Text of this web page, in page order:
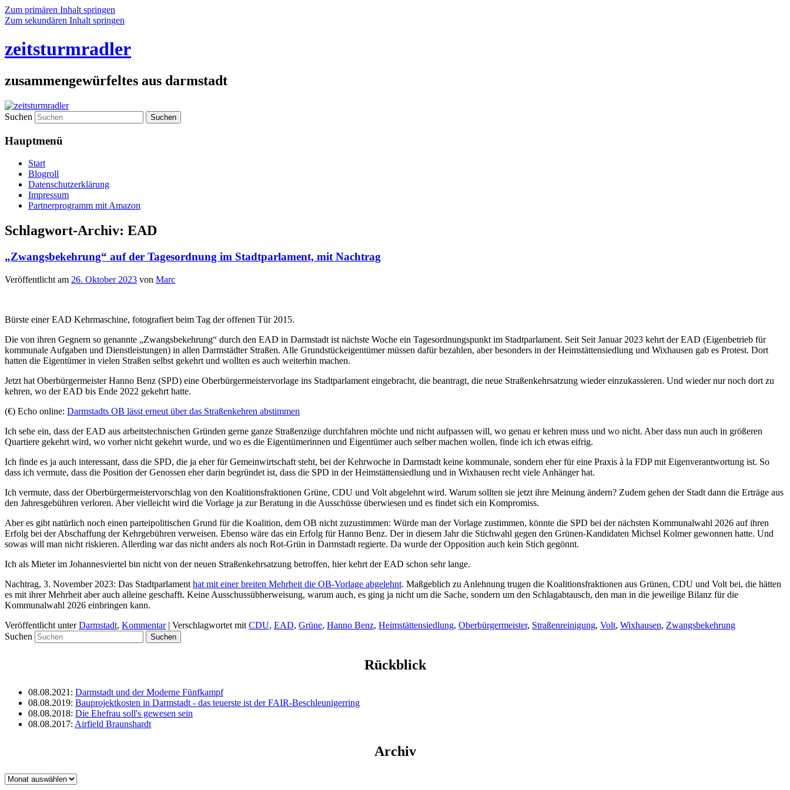
Zum primären Inhalt springen
Zum sekundären Inhalt springen
zeitsturmradler
zusammengewürfeltes aus darmstadt
Suchen
Hauptmenü
Start
Blogroll
Datenschutzerklärung
Impressum
Partnerprogramm mit Amazon
Schlagwort-Archiv: EAD
„Zwangsbekehrung“ auf der Tagesordnung im Stadtparlament, mit Nachtrag
Veröffentlicht am 26. Oktober 2023 von Marc
Bürste einer EAD Kehrmaschine, fotografiert beim Tag der offenen Tür 2015.
Die von ihren Gegnern so genannte „Zwangsbekehrung“ durch den EAD in Darmstadt ist nächste Woche ein Tagesordnungspunkt im Stadtparlament. Seit Seit Januar 2023 kehrt der EAD (Eigenbetrieb für
kommunale Aufgaben und Dienstleistungen) in allen Darmstädter Straßen. Alle Grundstückeigentümer müssen dafür bezahlen, aber besonders in der Heimstättensiedlung und Wixhausen gab es Protest. Dort
hatten die Eigentümer in vielen Straßen selbst gekehrt und wollten es auch weiterhin machen.
Jetzt hat Oberbürgermeister Hanno Benz (SPD) eine Oberbürgermeistervorlage ins Stadtparlament eingebracht, die beantragt, die neue Straßenkehrsatzung wieder einzukassieren. Und wieder nur noch dort zu
kehren, wo der EAD bis Ende 2022 gekehrt hatte.
(€) Echo online: Darmstadts OB lässt erneut über das Straßenkehren abstimmen
Ich sehe ein, dass der EAD aus arbeitstechnischen Gründen gerne ganze Straßenzüge durchfahren möchte und nicht aufpassen will, wo genau er kehren muss und wo nicht. Aber dass nun auch in größeren
Quartiere gekehrt wird, wo vorher nicht gekehrt wurde, und wo es die Eigentümerinnen und Eigentümer auch selber machen wollen, finde ich ich etwas eifrig.
Ich finde es ja auch interessant, dass die SPD, die ja eher für Gemeinwirtschaft steht, bei der Kehrwoche in Darmstadt keine kommunale, sondern eher für eine Praxis à la FDP mit Eigenverantwortung ist. So
dass ich vermute, dass die Position der Genossen eher darin begründet ist, dass die SPD in der Heimstättensiedlung und in Wixhausen recht viele Anhänger hat.
Ich vermute, dass der Oberbürgermeistervorschlag von den Koalitionsfraktionen Grüne, CDU und Volt abgelehnt wird. Warum sollten sie jetzt ihre Meinung ändern? Zudem gehen der Stadt dann die Erträge aus
den Jahresgebühren verloren. Aber vielleicht wird die Vorlage ja zur Beratung in die Ausschüsse überwiesen und es findet sich ein Kompromiss.
Aber es gibt natürlich noch einen parteipolitischen Grund für die Koalition, dem OB nicht zuzustimmen: Würde man der Vorlage zustimmen, könnte die SPD bei der nächsten Kommunalwahl 2026 auf ihren
Erfolg bei der Abschaffung der Kehrgebühren verweisen. Ebenso wäre das ein Erfolg für Hanno Benz. Der in diesem Jahr die Stichwahl gegen den Grünen-Kandidaten Michsel Kolmer gewonnen hatte. Und
sowas will man nicht riskieren. Allerding war das nicht anders als noch Rot-Grün in Darmstadt regierte. Da wurde der Opposition auch kein Stich gegönnt.
Ich als Mieter im Johannesviertel bin nicht von der neuen Straßenkehrsatzung betroffen, hier kehrt der EAD schon sehr lange.
Nachtrag, 3. November 2023: Das Stadtparlament hat mit einer breiten Mehrheit die OB-Vorlage abgelehnt. Maßgeblich zu Anlehnung trugen die Koalitionsfraktionen aus Grünen, CDU und Volt bei, die hätten
es mit ihrer Mehrheit aber auch alleine geschafft. Keine Ausschussübherweisung, warum auch, es ging ja nicht um die Sache, sondern um den Schlagabtausch, den man in die jeweilige Bilanz für die
Kommunalwahl 2026 einbringen kann.
Veröffentlicht unter Darmstadt, Kommentar | Verschlagwortet mit CDU, EAD, Grüne, Hanno Benz, Heimstättensiedlung, Oberbürgermeister, Straßenreinigung, Volt, Wixhausen, Zwangsbekehrung
Suchen
Rückblick
08.08.2021 : Darmstadt und der Moderne Fünfkampf
08.08.2019: Bauprojektkosten in Darmstadt - das teuerste ist der FAIR-Beschleunigerring
08.08.2018: Die Ehefrau soll's gewesen sein
08.08.2017: Airfield Braunshardt
Archiv
Archiv